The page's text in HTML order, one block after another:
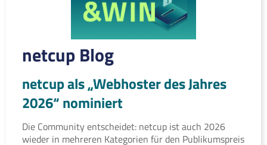
netcup Blog
netcup als „Webhoster des Jahres
2026“ nominiert
Die Community entscheidet: netcup ist auch 2026
wieder in mehreren Kategorien für den Publikumspreis